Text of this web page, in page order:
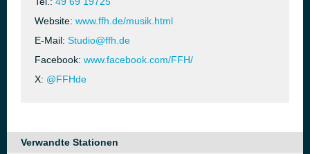
Website: www.ffh.de/musik.html
E-Mail: Studio@ffh.de
Facebook: www.facebook.com/FFH/
X: @FFHde
Verwandte Stationen